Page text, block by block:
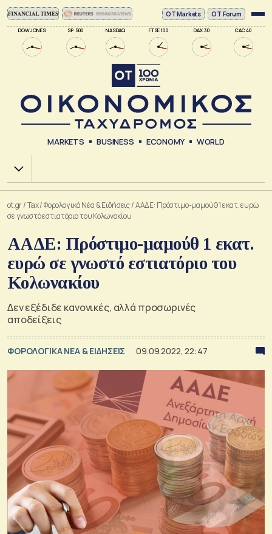
DOW JONES SP 500 NASDAQ FTSE 100 DAX 30 CAC 40
ΟΤ Markets OT Forum
MARKETS BUSINESS ECONOMY WORLD
Χ.Α.
ot.gr/Tax/Φορολογικά Νέα & Eιδήσεις/ΑΑΔΕ: Πρόστιμο-μαμούθ 1 εκατ. ευρώ
σε γνωστό εστιατόριο του Κολωνακίου
ΑΑΔΕ: Πρόστιμο-μαμούθ 1 εκατ.
ευρώ σε γνωστό εστιατόριο του
Κολωνακίου
Δεν εξέδιδε κανονικές, αλλά προσωρινές
αποδείξεις
ΦΟΡΟΛΟΓΙΚΑ ΝΕΑ & EΙΔΗΣΕΙΣ 09.09.2022, 22:47